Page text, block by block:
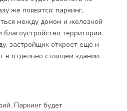
же появятся: паркинг,
между домом и железной
территории.
застройщик откроет ещё и
в отдельно стоящем здании.
Паркинг будет